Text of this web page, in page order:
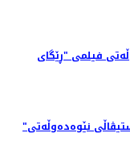
فیلمی "ڕێگای
"نانی پیرۆز" خەڵاتی باشترین بەڵگەفیلمی فێستیڤاڵی نێوەدەوڵەتی